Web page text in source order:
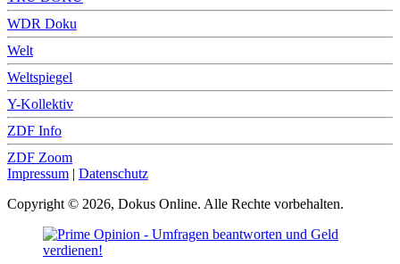
WDR Doku
Welt
Weltspiegel
Y-Kollektiv
ZDF Info
ZDF Zoom
Impressum | Datenschutz
Copyright © 2026, Dokus Online. Alle Rechte vorbehalten.